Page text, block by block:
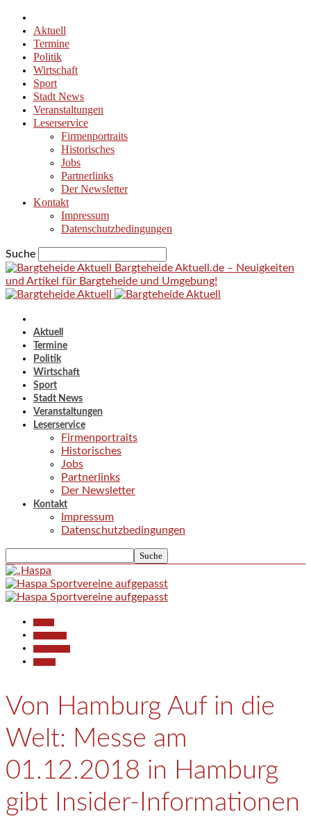
Aktuell
Termine
Politik
Wirtschaft
Sport
Stadt News
Veranstaltungen
Leserservice
Firmenportraits
Historisches
Jobs
Partnerlinks
Der Newsletter
Kontakt
Impressum
Datenschutzbedingungen
Suche
Bargteheide Aktuell.de – Neuigkeiten
und Artikel für Bargteheide und Umgebung!
Aktuell
Termine
Politik
Wirtschaft
Sport
Stadt News
Veranstaltungen
Leserservice
Firmenportraits
Historisches
Jobs
Partnerlinks
Der Newsletter
Kontakt
Impressum
Datenschutzbedingungen
Von Hamburg Auf in die
Welt: Messe am
01.12.2018 in Hamburg
gibt Insider-Informationen